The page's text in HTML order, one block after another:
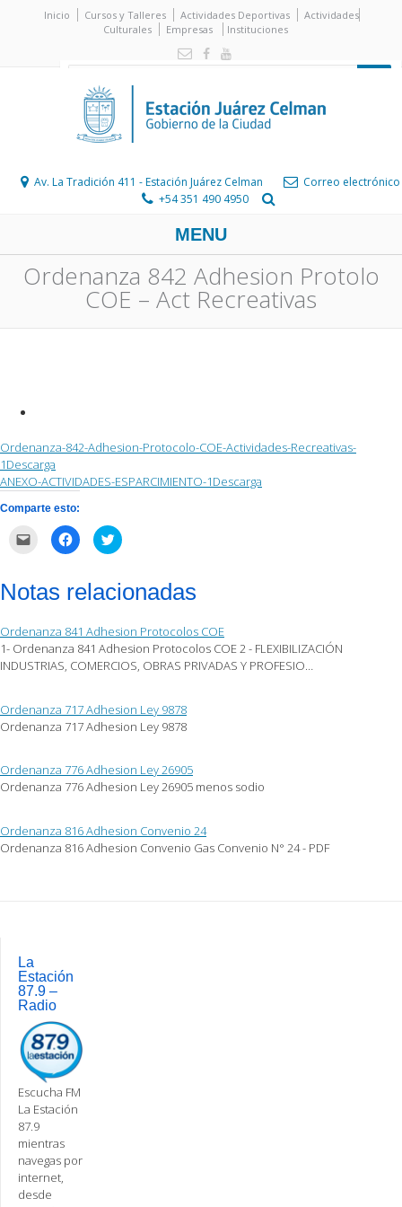
Inicio Cursos y Talleres Actividades Deportivas
Actividades
Culturales
Empresas Instituciones
Av. La Tradición 411 - Estación Juárez Celman
Correo electrónico
+54 351 490 4950
MENU
Ordenanza 842 Adhesion Protolo
COE – Act Recreativas
Ordenanza-842-Adhesion-Protocolo-COE-Actividades-Recreativas-
1Descarga
ANEXO-ACTIVIDADES-ESPARCIMIENTO-1Descarga
Comparte esto:
correo
electrónico
amigo
(Se
abre
en
Haz
clic
Facebook
(Se
una
ventana
nueva)
Haz
clic
en
Twitter
(Se
una
ventana
nueva)
Notas relacionadas
Ordenanza 841 Adhesion Protocolos COE
1- Ordenanza 841 Adhesion Protocolos COE 2 - FLEXIBILIZACIÓN
INDUSTRIAS, COMERCIOS, OBRAS PRIVADAS Y PROFESIO…
Ordenanza 717 Adhesion Ley 9878
Ordenanza 717 Adhesion Ley 9878
Ordenanza 776 Adhesion Ley 26905
Ordenanza 776 Adhesion Ley 26905 menos sodio
Ordenanza 816 Adhesion Convenio 24
Ordenanza 816 Adhesion Convenio Gas Convenio N° 24 - PDF
navigation
La
Estación
87.9 –
Radio
Escucha FM
La Estación
87.9
mientras
navegas por
internet,
desde